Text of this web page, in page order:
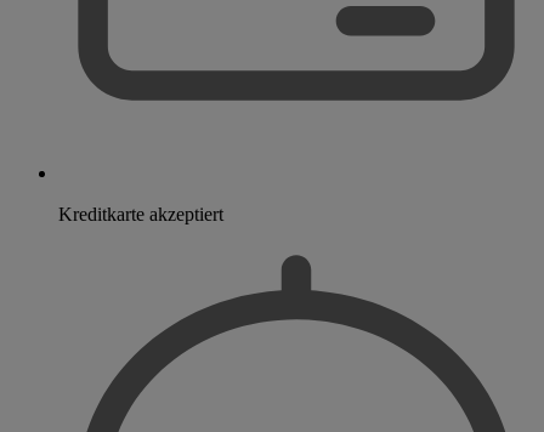
Kreditkarte akzeptiert